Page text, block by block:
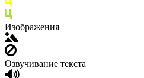
Изображения
Озвучивание текста